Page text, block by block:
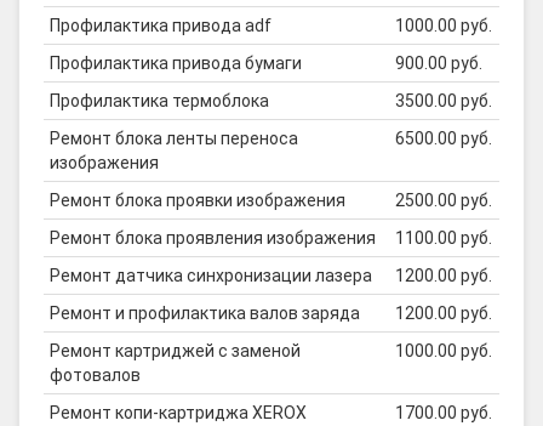
Профилактика привода adf
1000.00 руб.
Профилактика привода бумаги
900.00 руб.
Профилактика термоблока
3500.00 руб.
Ремонт блока ленты переноса
изображения
6500.00 руб.
Ремонт блока проявки изображения
2500.00 руб.
Ремонт блока проявления изображения
1100.00 руб.
Ремонт датчика синхронизации лазера
1200.00 руб.
Ремонт и профилактика валов заряда
1200.00 руб.
Ремонт картриджей с заменой
фотовалов
1000.00 руб.
Ремонт копи-картриджа XEROX
1700.00 руб.